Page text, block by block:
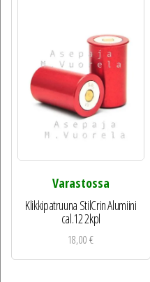
Varastossa
Klikkipatruuna StilCrin Alumiini
cal.12 2kpl
18,00€